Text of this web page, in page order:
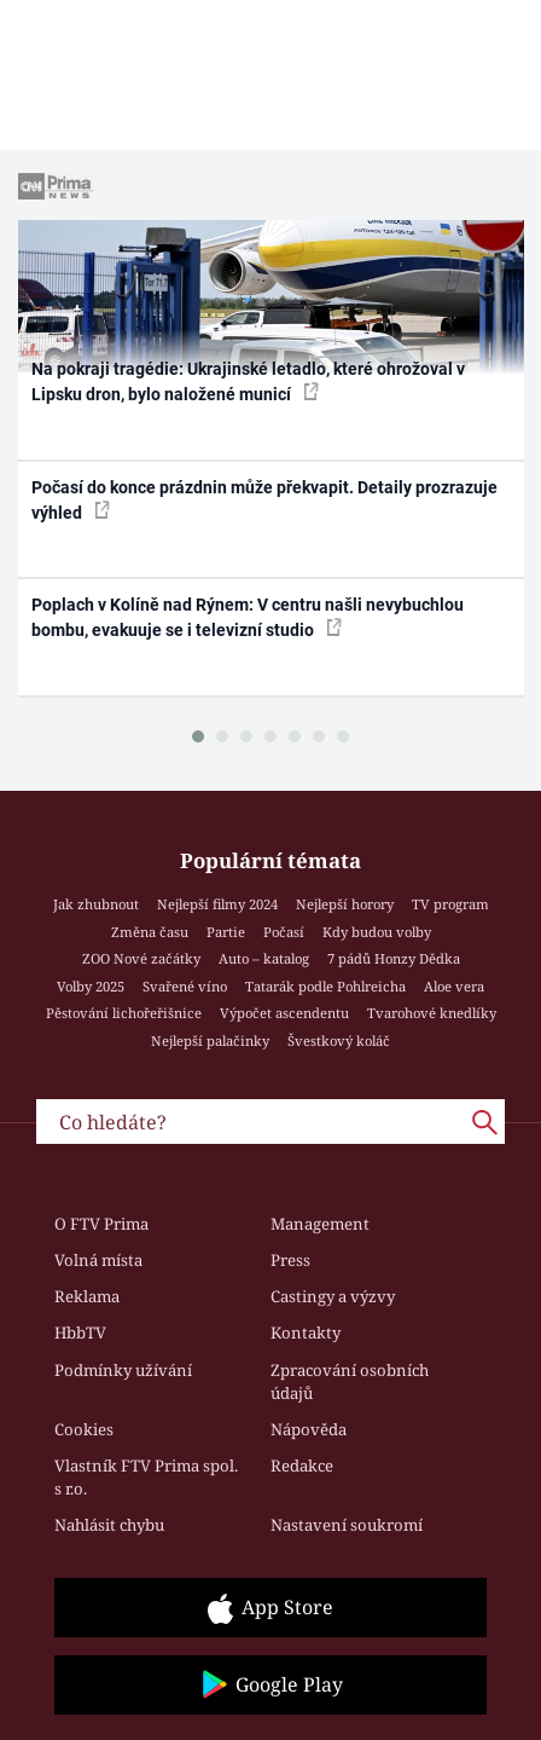
Na pokraji tragédie: Ukrajinské letadlo, které ohrožoval v
Lipsku dron, bylo naložené municí
Počasí do konce prázdnin může překvapit. Detaily prozrazuje
výhled
Poplach v Kolíně nad Rýnem: V centru našli nevybuchlou
bombu, evakuuje se i televizní studio
Populární témata
Jak zhubnout Nejlepší filmy 2024 Nejlepší horory
TV program
Změna času
Partie Počasí
Kdy budou volby
ZOO Nové začátky
Auto – katalog
7 pádů Honzy Dědka
Volby 2025
Svařené víno Tatarák podle Pohlreicha
Aloe vera
Pěstování lichořeřišnice
Výpočet ascendentu
Tvarohové knedlíky
Nejlepší palačinky
Švestkový koláč
O FTV Prima
Management
Volná místa
Press
Reklama
Castingy a výzvy
HbbTV
Kontakty
Podmínky užívání
Zpracování osobních
údajů
Cookies
Nápověda
Vlastník FTV Prima spol.
s r.o.
Redakce
Nahlásit chybu Nastavení soukromí
App Store
Google Play